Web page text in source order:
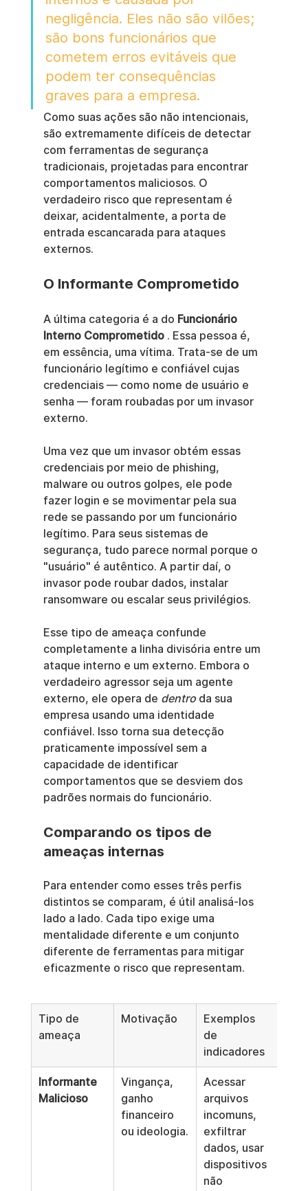
negligência. Eles não são vilões;
são bons funcionários que
cometem erros evitáveis que
podem ter consequências
graves para a empresa.
Como suas ações são não intencionais,
são extremamente difíceis de detectar
com ferramentas de segurança
tradicionais, projetadas para encontrar
comportamentos maliciosos. O
verdadeiro risco que representam é
deixar, acidentalmente, a porta de
entrada escancarada para ataques
externos.
O Informante Comprometido
A última categoria é a do Funcionário
Interno Comprometido . Essa pessoa é,
em essência, uma vítima. Trata-se de um
funcionário legítimo e confiável cujas
credenciais — como nome de usuário e
senha — foram roubadas por um invasor
externo.
Uma vez que um invasor obtém essas
credenciais por meio de phishing,
malware ou outros golpes, ele pode
fazer login e se movimentar pela sua
rede se passando por um funcionário
legítimo. Para seus sistemas de
segurança, tudo parece normal porque o
"usuário" é autêntico. A partir daí, o
invasor pode roubar dados, instalar
ransomware ou escalar seus privilégios.
Esse tipo de ameaça confunde
completamente a linha divisória entre um
ataque interno e um externo. Embora o
verdadeiro agressor seja um agente
externo, ele opera de dentro da sua
empresa usando uma identidade
confiável. Isso torna sua detecção
praticamente impossível sem a
capacidade de identificar
comportamentos que se desviem dos
padrões normais do funcionário.
Comparando os tipos de
ameaças internas
Para entender como esses três perfis
distintos se comparam, é útil analisá-los
lado a lado. Cada tipo exige uma
mentalidade diferente e um conjunto
diferente de ferramentas para mitigar
eficazmente o risco que representam.
Tipo de
ameaça
Motivação
Exemplos
de
indicadores
Informante
Malicioso
Vingança,
ganho
financeiro
ou ideologia.
Acessar
arquivos
incomuns,
exfiltrar
dados, usar
dispositivos
não